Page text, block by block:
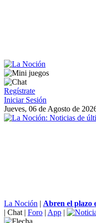
Regístrate
Iniciar Sesión
Jueves, 06 de Agosto de
La Noción | Abren el plazo
| Chat | Foro | App |